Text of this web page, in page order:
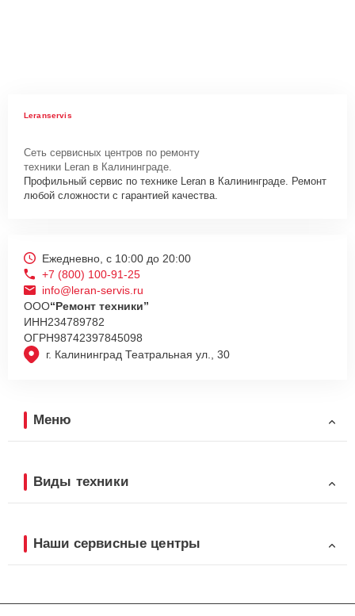
Leranservis
Сеть сервисных центров по ремонту
техники Leran в Калининграде.
Профильный сервис по технике Leran в Калининграде. Ремонт
любой сложности с гарантией качества.
г. Калининград Театральная ул., 30
Ежедневно, с 10:00 до 20:00
+7 (800) 100-91-25
info@leran-servis.ru
ООО“Ремонт техники”
ИНН234789782
ОГРН98742397845098
Меню
Виды техники
Наши сервисные центры